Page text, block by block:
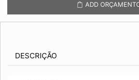
LAVITA
quantidade
ADD
DESCRIÇÃO